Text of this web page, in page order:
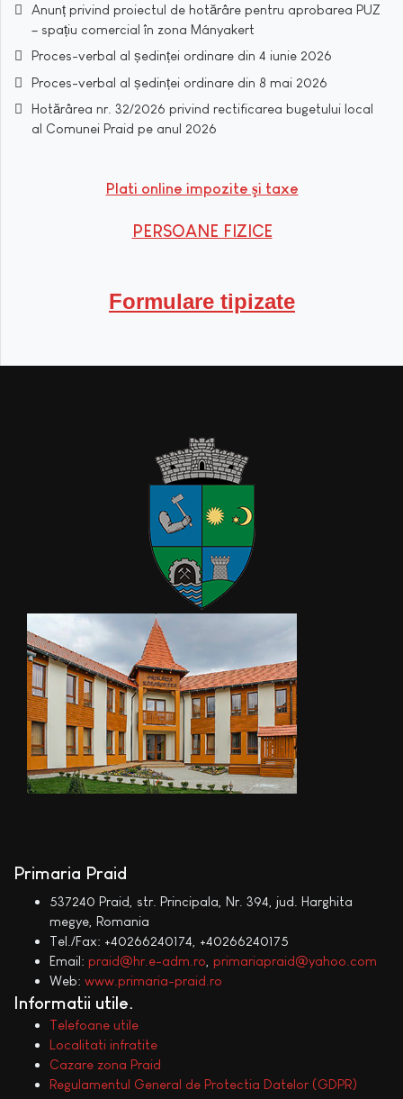
Anunț privind proiectul de hotărâre pentru aprobarea PUZ
– spațiu comercial în zona Mányakert
Proces-verbal al ședinței ordinare din 4 iunie 2026
Proces-verbal al ședinței ordinare din 8 mai 2026
Hotărârea nr. 32/2026 privind rectificarea bugetului local
al Comunei Praid pe anul 2026
Plati online impozite şi taxe
PERSOANE FIZICE
Formulare tipizate
Primaria Praid
537240 Praid, str. Principala, Nr. 394, jud. Harghita
megye, Romania
Tel./Fax: +40266240174, +40266240175
Email: praid@hr.e-adm.ro primariapraid@yahoo.com
Web: www.primaria-praid.ro
Informatii utile
Telefoane utile
Localitati infratite
Cazare zona Praid
Regulamentul General de Protectia Datelor (GDPR)